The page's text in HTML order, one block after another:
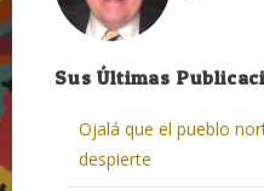
Sus Últimas
Ojalá que el pueblo
despierte